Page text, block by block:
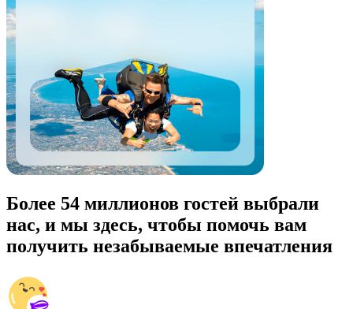
Более 54 миллионов гостей выбрали
нас, и мы здесь, чтобы помочь вам
получить незабываемые впечатления